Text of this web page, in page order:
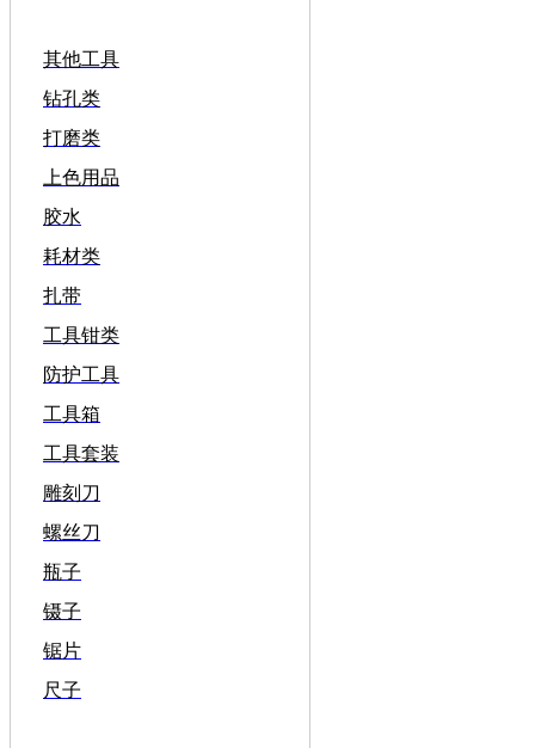
其他工具
钻孔类
打磨类
上色用品
胶水
耗材类
扎带
工具钳类
防护工具
工具箱
工具套装
雕刻刀
螺丝刀
瓶子
镊子
锯片
尺子